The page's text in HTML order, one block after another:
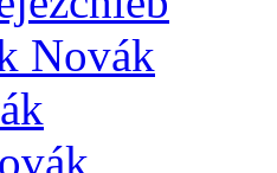
Novák